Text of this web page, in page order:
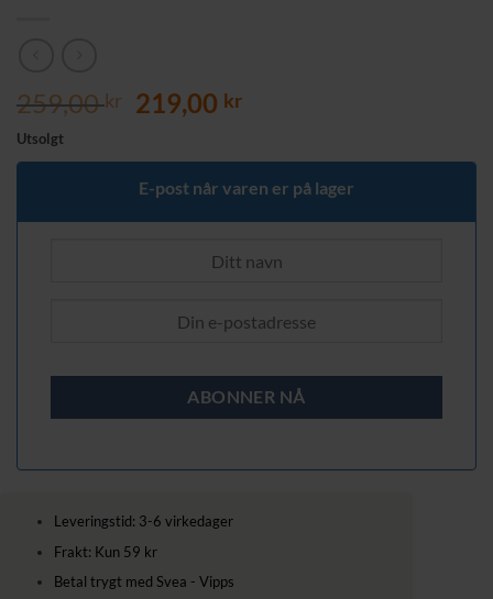
259,00kr Opprinnelig
var:
259,00 kr.
219,00 krNåværende
er:
219,00 kr.
Utsolgt
E-post når varen er på lager
Leveringstid: 3-6 virkedager
Frakt: Kun 59 kr
Betal trygt med Svea - Vipps